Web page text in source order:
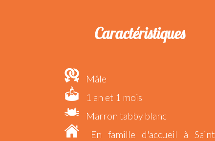
Caractéristiques
Mâle
1 an et 1 mois
Marron tabby blanc
En famille d'accueil à Saint